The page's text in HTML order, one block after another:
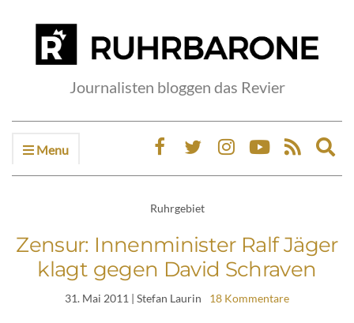
Journalisten bloggen das Revier
Menu
Ruhrgebiet
Zensur: Innenminister Ralf Jäger
klagt gegen David Schraven
31. Mai 2011 | Stefan Laurin 18 Kommentare